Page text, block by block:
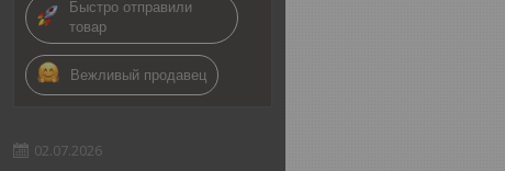
Быстро отправили
товар
Вежливый продавец
02.07.2026